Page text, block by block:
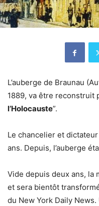
L’auberge de Braunau
1889, va être reconstruit
l’Holocauste”.
Le chancelier et
ans. Depuis, l’auberge
Vide depuis deux ans, la
et sera bientôt
du New York Daily